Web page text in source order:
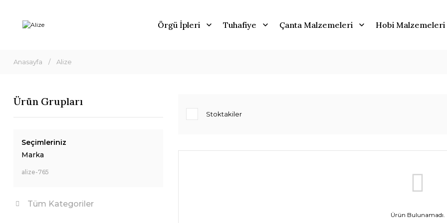
Örgü İpleri Tuhafiye Çanta Malzemeleri Hobi Malzemeleri
Anasayfa Alize
Ürün Grupları
Seçimleriniz
Marka
alize-765
Tüm Kategoriler
Stoktakiler
Ürün Bulunamadı.